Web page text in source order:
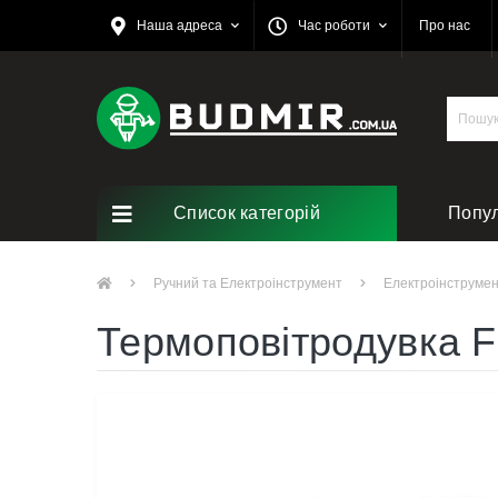
Наша адреса Час роботи Про нас
Список категорій
Ручний та Електроінструмент
Термоповітродувка